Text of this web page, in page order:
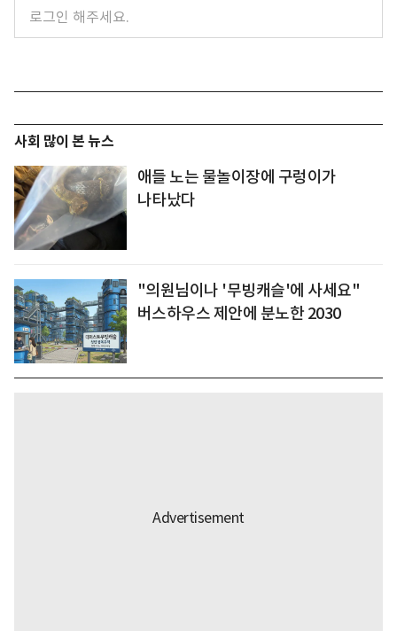
사회 많이 본 뉴스
애들 노는 물놀이장에 구렁이가
나타났다
"의원님이나 '무빙캐슬'에 사세요"
버스하우스 제안에 분노한 2030